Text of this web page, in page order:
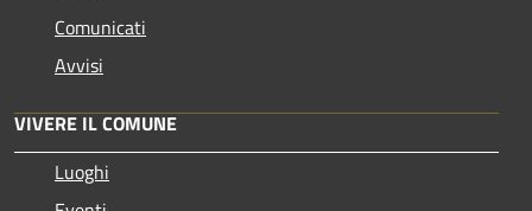
Comunicati
Avvisi
VIVERE IL COMUNE
Luoghi